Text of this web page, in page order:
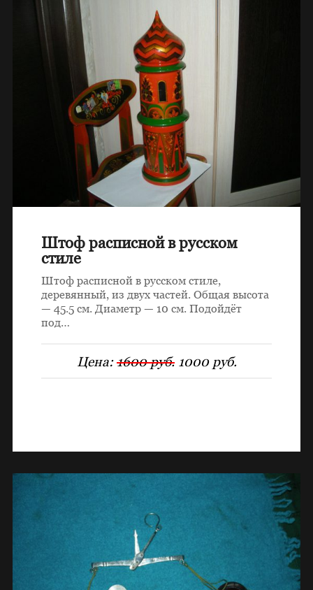
Штоф расписной в русском
стиле
Штоф расписной в русском стиле,
деревянный, из двух частей. Общая высота
— 45.5 см. Диаметр — 10 см. Подойдёт
под…
Цена:1600 руб. 1000 руб.